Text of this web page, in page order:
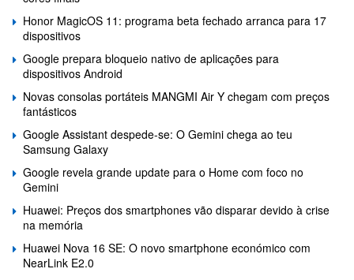
Honor MagicOS 11: programa beta fechado arranca para 17
dispositivos
Google prepara bloqueio nativo de aplicações para
dispositivos Android
Novas consolas portáteis MANGMI Air Y chegam com preços
fantásticos
Google Assistant despede-se: O Gemini chega ao teu
Samsung Galaxy
Google revela grande update para o Home com foco no
Gemini
Huawei: Preços dos smartphones vão disparar devido à crise
na memória
Huawei Nova 16 SE: O novo smartphone económico com
NearLink E2.0